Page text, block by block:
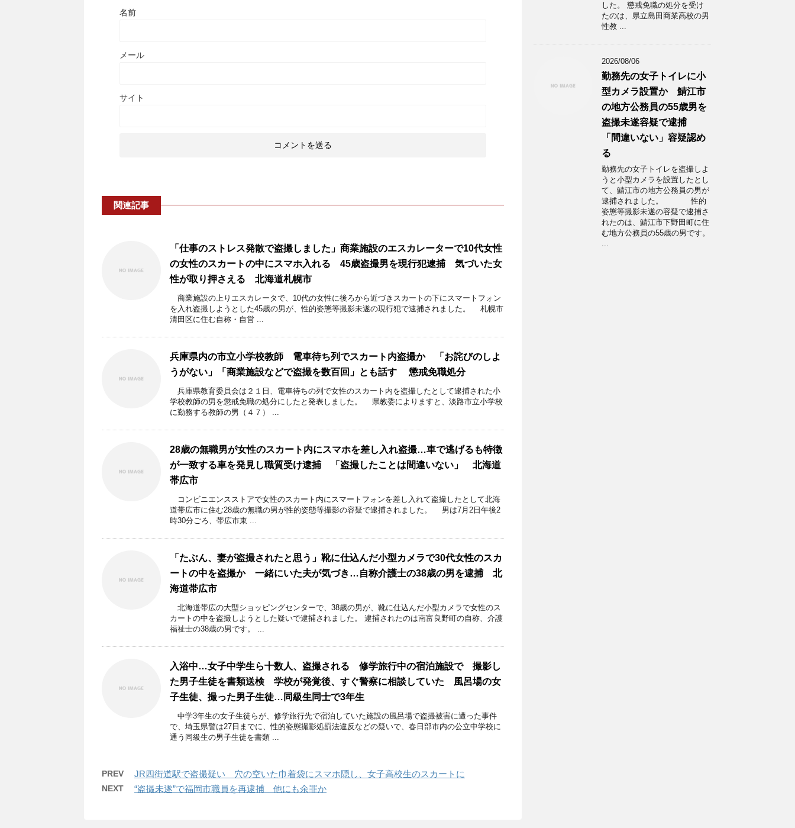
名前
メール
サイト
関連記事
「仕事のストレス発散で盗撮しました」商業施設のエスカレーターで10代女性
の女性のスカートの中にスマホ入れる 45歳盗撮男を現行犯逮捕 気づいた女
性が取り押さえる 北海道札幌市
商業施設の上りエスカレータで、10代の女性に後ろから近づきスカートの下にスマートフォン
を入れ盗撮しようとした45歳の男が、性的姿態等撮影未遂の現行犯で逮捕されました。 札幌市
清田区に住む自称・自営 ...
兵庫県内の市立小学校教師 電車待ち列でスカート内盗撮か 「お詫びのしよ
うがない」「商業施設などで盗撮を数百回」とも話す 懲戒免職処分
兵庫県教育委員会は２１日、電車待ちの列で女性のスカート内を盗撮したとして逮捕された小
学校教師の男を懲戒免職の処分にしたと発表しました。 県教委によりますと、淡路市立小学校
に勤務する教師の男（４７） ...
28歳の無職男が女性のスカート内にスマホを差し入れ盗撮…車で逃げるも特徴
が一致する車を発見し職質受け逮捕 「盗撮したことは間違いない」 北海道
帯広市
コンビニエンスストアで女性のスカート内にスマートフォンを差し入れて盗撮したとして北海
道帯広市に住む28歳の無職の男が性的姿態等撮影の容疑で逮捕されました。 男は7月2日午後2
時30分ごろ、帯広市東 ...
「たぶん、妻が盗撮されたと思う」靴に仕込んだ小型カメラで30代女性のスカ
ートの中を盗撮か 一緒にいた夫が気づき…自称介護士の38歳の男を逮捕 北
海道帯広市
北海道帯広の大型ショッピングセンターで、38歳の男が、靴に仕込んだ小型カメラで女性のス
カートの中を盗撮しようとした疑いで逮捕されました。 逮捕されたのは南富良野町の自称、介護
福祉士の38歳の男です。 ...
入浴中…女子中学生ら十数人、盗撮される 修学旅行中の宿泊施設で 撮影し
た男子生徒を書類送検 学校が発覚後、すぐ警察に相談していた 風呂場の女
子生徒、撮った男子生徒…同級生同士で3年生
中学3年生の女子生徒らが、修学旅行先で宿泊していた施設の風呂場で盗撮被害に遭った事件
で、埼玉県警は27日までに、性的姿態撮影処罰法違反などの疑いで、春日部市内の公立中学校に
通う同級生の男子生徒を書類 ...
PREV JR四街道駅で盗撮疑い 穴の空いた巾着袋にスマホ隠し、女子高校生のスカートに
NEXT “盗撮未遂”で福岡市職員を再逮捕 他にも余罪か
した。 懲戒免職の処分を受け
たのは、県立島田商業高校の男
性教 ...
2026/08/06
勤務先の女子トイレに小
型カメラ設置か 鯖江市
の地方公務員の55歳男を
盗撮未遂容疑で逮捕
「間違いない」容疑認め
る
勤務先の女子トイレを盗撮しよ
うと小型カメラを設置したとし
て、鯖江市の地方公務員の男が
逮捕されました。 性的
姿態等撮影未遂の容疑で逮捕さ
れたのは、鯖江市下野田町に住
む地方公務員の55歳の男です。
...